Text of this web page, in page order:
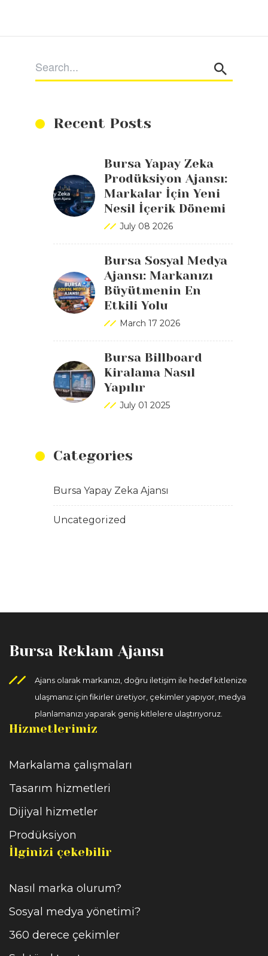
Recent Posts
Bursa Yapay Zeka
Prodüksiyon Ajansı:
Markalar İçin Yeni
Nesil İçerik Dönemi
July 08 2026
Bursa Sosyal Medya
Ajansı: Markanızı
Büyütmenin En
Etkili Yolu
March 17 2026
Bursa Billboard
Kiralama Nasıl
Yapılır
July 01 2025
Categories
Bursa Yapay Zeka Ajansı
Uncategorized
Bursa Reklam Ajansı
Ajans olarak markanızı, doğru iletişim ile hedef kitlenize
ulaşmanız için fikirler üretiyor, çekimler yapıyor, medya
planlamanızı yaparak geniş kitlelere ulaştırıyoruz.
Hizmetlerimiz
Markalama çalışmaları
Tasarım hizmetleri
Dijiyal hizmetler
Prodüksiyon
İlginizi çekebilir
Nasıl marka olurum?
Sosyal medya yönetimi?
360 derece çekimler